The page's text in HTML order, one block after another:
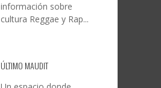
información sobre
cultura Reggae y Rap...
ÚLTIMO MAUDIT